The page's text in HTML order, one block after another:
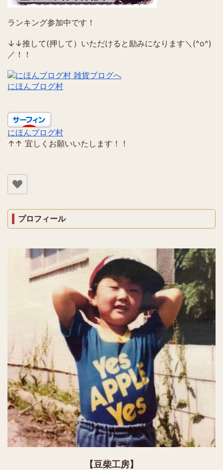
ランキング参加中です！
↓↓推して(押して）いただけると励みになります＼(^o^)
／！！
にほんブログ村
にほんブログ村
↑↑ 宜しくお願いいたします！！
プロフィール
【豆柴工房】